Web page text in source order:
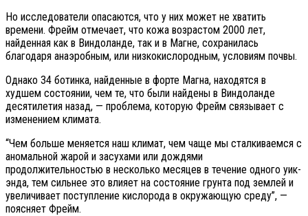
Но исследователи опасаются, что у них может не хватить
времени. Фрейм отмечает, что кожа возрастом 2000 лет,
найденная как в Виндоланде, так и в Магне, сохранилась
благодаря анаэробным, или низкокислородным, условиям почвы.
Однако 34 ботинка, найденные в форте Магна, находятся в
худшем состоянии, чем те, что были найдены в Виндоланде
десятилетия назад, — проблема, которую Фрейм связывает с
изменением климата.
“Чем больше меняется наш климат, чем чаще мы сталкиваемся с
аномальной жарой и засухами или дождями
продолжительностью в несколько месяцев в течение одного уик-
энда, тем сильнее это влияет на состояние грунта под землей и
увеличивает поступление кислорода в окружающую среду”, —
поясняет Фрейм.